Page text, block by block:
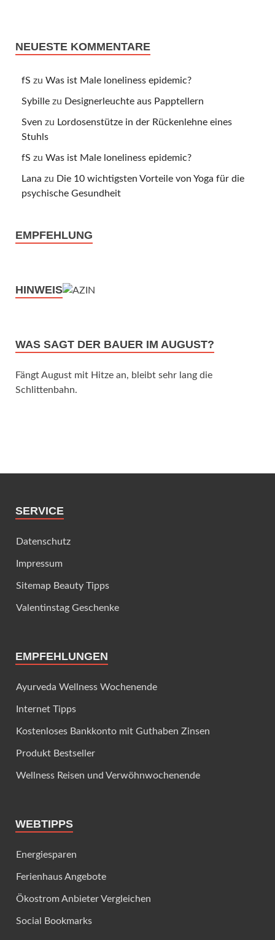
NEUESTE KOMMENTARE
fS zu Was ist Male loneliness epidemic?
Sybille zu Designerleuchte aus Papptellern
Sven zu Lordosenstütze in der Rückenlehne eines
Stuhls
fS zu Was ist Male loneliness epidemic?
Lana zu Die 10 wichtigsten Vorteile von Yoga für die
psychische Gesundheit
EMPFEHLUNG
HINWEIS
WAS SAGT DER BAUER IM AUGUST?
Fängt August mit Hitze an, bleibt sehr lang die
Schlittenbahn.
SERVICE
Datenschutz
Impressum
Sitemap Beauty Tipps
Valentinstag Geschenke
EMPFEHLUNGEN
Ayurveda Wellness Wochenende
Internet Tipps
Kostenloses Bankkonto mit Guthaben Zinsen
Produkt Bestseller
Wellness Reisen und Verwöhnwochenende
WEBTIPPS
Energiesparen
Ferienhaus Angebote
Ökostrom Anbieter Vergleichen
Social Bookmarks